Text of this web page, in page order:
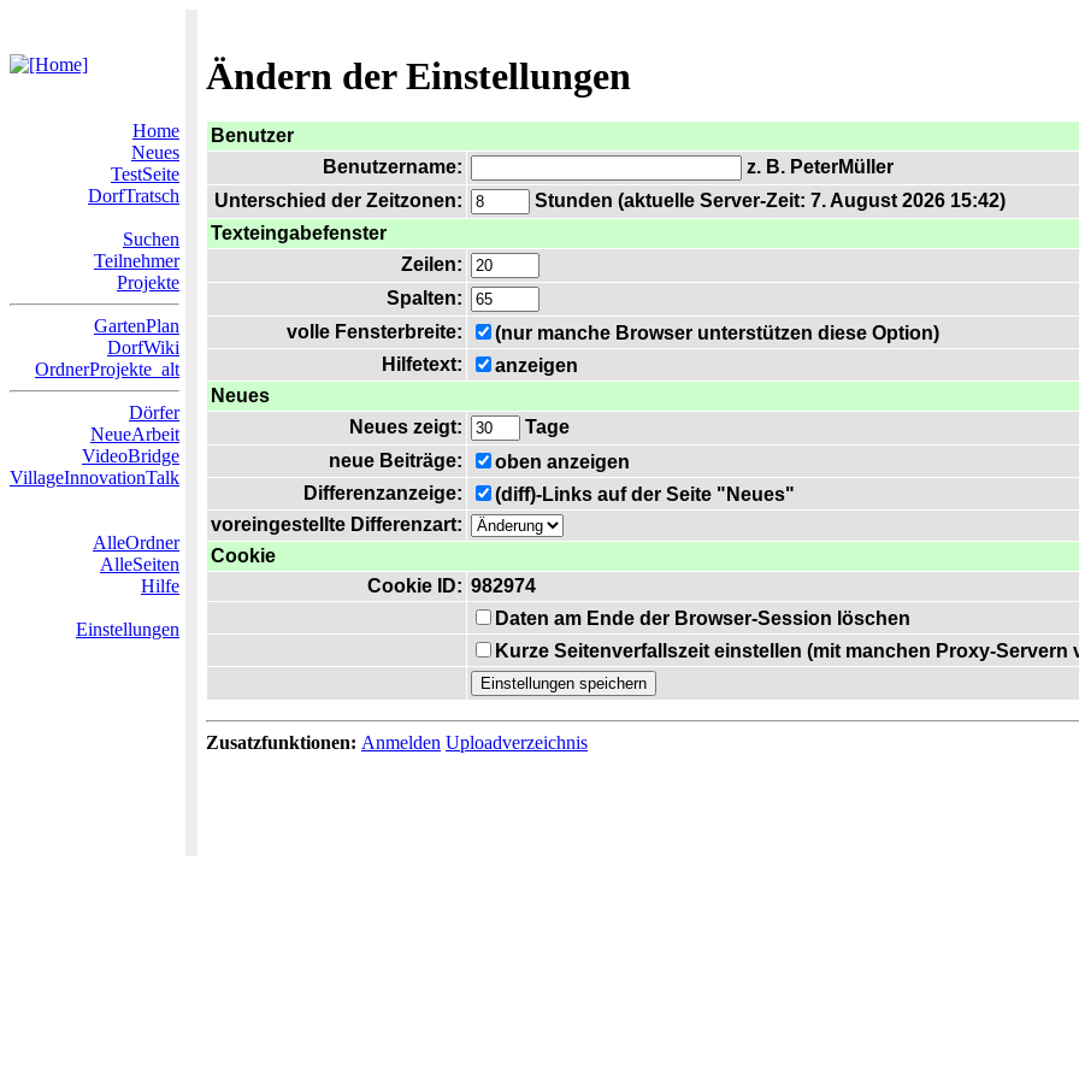
Ändern der Einstellungen
Home
Neues
TestSeite
DorfTratsch
Suchen
Teilnehmer
Projekte
GartenPlan
DorfWiki
OrdnerProjekte_alt
Dörfer
NeueArbeit
VideoBridge
VillageInnovationTalk
AlleOrdner
AlleSeiten
Hilfe
Einstellungen
Benutzer
Benutzername:
z. B. PeterMüller
Unterschied der Zeitzonen:
Stunden (aktuelle Server-Zeit: 7. August 2026 15:42)
Texteingabefenster
Zeilen:
Spalten:
volle Fensterbreite:
(nur manche Browser unterstützen diese Option)
Hilfetext:
anzeigen
Neues
Neues zeigt:
Tage
neue Beiträge:
oben anzeigen
Differenzanzeige:
(diff)-Links auf der Seite "Neues"
voreingestellte Differenzart:
Cookie
Cookie ID: 982974
Daten am Ende der Browser-Session löschen
Kurze Seitenverfallszeit einstellen (mit manchen Proxy-Servern
Zusatzfunktionen: Anmelden Uploadverzeichnis